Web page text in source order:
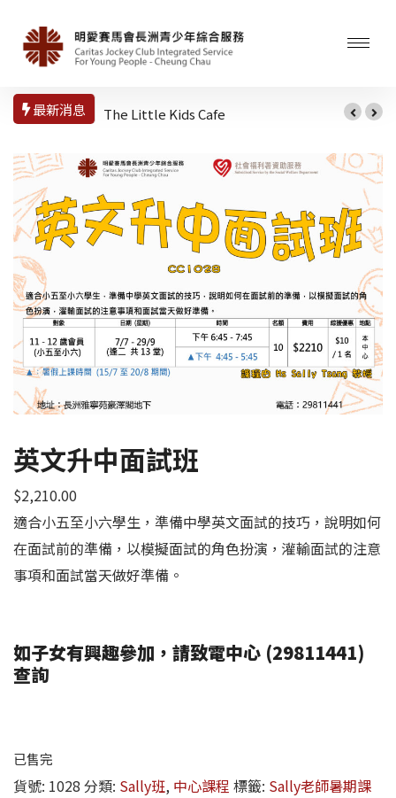
最新消息 The Little Kids Cafe
英文升中面試班
$2,210.00
適合小五至小六學生，準備中學英文面試的技巧，說明如何
在面試前的準備，以模擬面試的角色扮演，灌輸面試的注意
事項和面試當天做好準備。
如子女有興趣參加，請致電中心 (29811441)
查詢
已售完
貨號: 1028 分類: Sally班, 中心課程 標籤: Sally老師暑期課